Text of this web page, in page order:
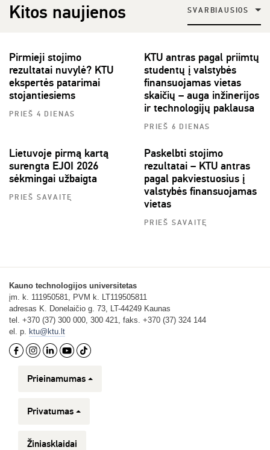
Kitos naujienos SVARBIAUSIOS
Pirmieji stojimo
rezultatai nuvylė? KTU
ekspertės patarimai
stojantiesiems
PRIEŠ 4 DIENAS
KTU antras pagal priimtų
studentų į valstybės
finansuojamas vietas
skaičių – auga inžinerijos
ir technologijų paklausa
PRIEŠ 6 DIENAS
Lietuvoje pirmą kartą
surengta EJOI 2026
sėkmingai užbaigta
PRIEŠ SAVAITĘ
Paskelbti stojimo
rezultatai – KTU antras
pagal pakviestuosius į
valstybės finansuojamas
vietas
PRIEŠ SAVAITĘ
Kauno technologijos universitetas
įm. k. 111950581, PVM k. LT119505811
adresas K. Donelaičio g. 73, LT-44249 Kaunas
tel. +370 (37) 300 000, 300 421, faks. +370 (37) 324 144
el. p. ktu@ktu.lt
Prieinamumas
Privatumas
Žiniasklaidai